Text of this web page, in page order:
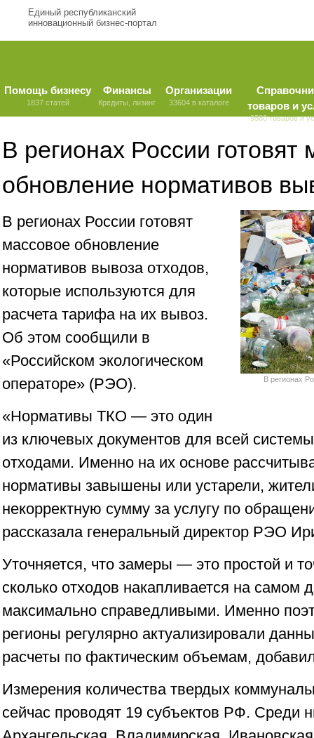
Единый республиканский
инновационный бизнес-портал
Помощь бизнесу
1837 статей
Финансы
Кредиты, лизинг
Организации
33604 в каталоге
товаров и
9580 товаров и
В регионах России готовят
обновление нормативов
В регионах
В регионах России готовят
массовое обновление
нормативов вывоза отходов,
которые используются для
расчета тарифа на их вывоз.
Об этом сообщили в
«Российском экологическом
операторе» (РЭО).
«Нормативы ТКО — это один
из ключевых документов для всей
отходами. Именно на их основе
нормативы завышены или устарели,
некорректную сумму за услугу по
рассказала генеральный директор РЭО
Уточняется, что замеры — это простой и
сколько отходов накапливается на самом
максимально справедливыми. Именно
регионы регулярно актуализировали
расчеты по фактическим объемам,
Измерения количества твердых
сейчас проводят 19 субъектов РФ. Среди